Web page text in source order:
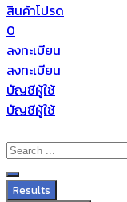
สินค้าโปรด
0
ลงทะเบียน
ลงทะเบียน
บัญชีผู้ใช้
บัญชีผู้ใช้
Results